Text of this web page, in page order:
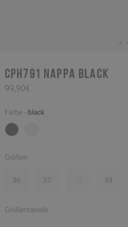
CPH791 nappa black
99,90€
Farbe - black
Größen
36 37 39
Größentabelle